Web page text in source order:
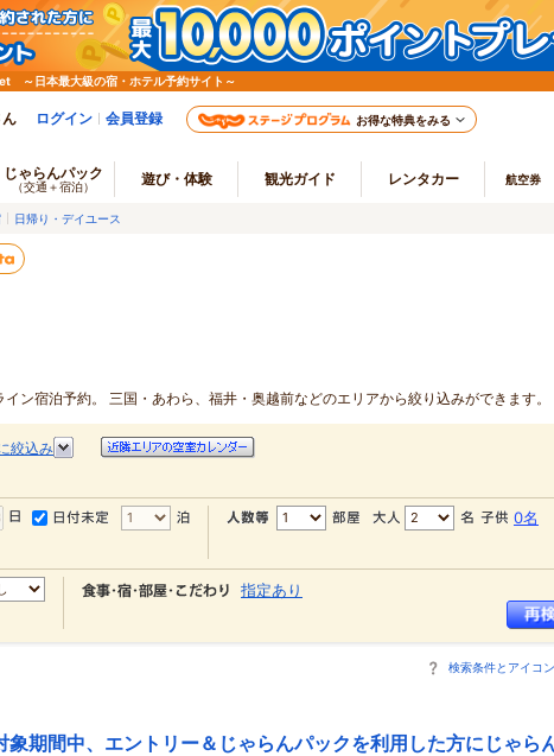
～日本最大級の宿・ホテル予約サイト～
ログイン 会員登録 お得な特典をみる
じゃらんパック
（交通＋宿泊） 遊び・体験 観光ガイド レンタカー 航空券
日帰り・デイユース
ン宿泊予約。 三国・あわら、福井・奥越前などのエリアから絞り込みができます。
絞込み
0名
指定あり
検索条件とアイコ
期間中、エントリー＆じゃらんパックを利用した方にじゃら